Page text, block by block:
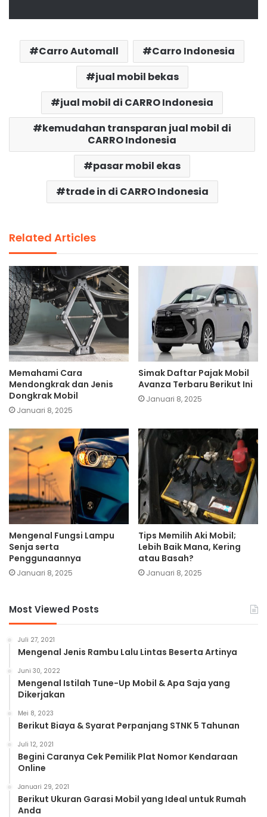
Carro Automall
Carro Indonesia
jual mobil bekas
jual mobil di CARRO Indonesia
kemudahan transparan jual mobil di
CARRO Indonesia
pasar mobil ekas
trade in di CARRO Indonesia
Related Articles
Memahami Cara
Mendongkrak dan Jenis
Dongkrak Mobil
Januari 8, 2025
Simak Daftar Pajak Mobil
Avanza Terbaru Berikut Ini
Januari 8, 2025
Mengenal Fungsi Lampu
Senja serta
Penggunaannya
Januari 8, 2025
Tips Memilih Aki Mobil;
Lebih Baik Mana, Kering
atau Basah?
Januari 8, 2025
Most Viewed Posts
Juli 27, 2021
Mengenal Jenis Rambu Lalu Lintas Beserta Artinya
Juni 30, 2022
Mengenal Istilah Tune-Up Mobil & Apa Saja yang
Dikerjakan
Mei 8, 2023
Berikut Biaya & Syarat Perpanjang STNK 5 Tahunan
Juli 12, 2021
Begini Caranya Cek Pemilik Plat Nomor Kendaraan
Online
Januari 29, 2021
Berikut Ukuran Garasi Mobil yang Ideal untuk Rumah
Anda